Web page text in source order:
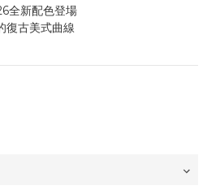
全新配色登場
復古美式曲線